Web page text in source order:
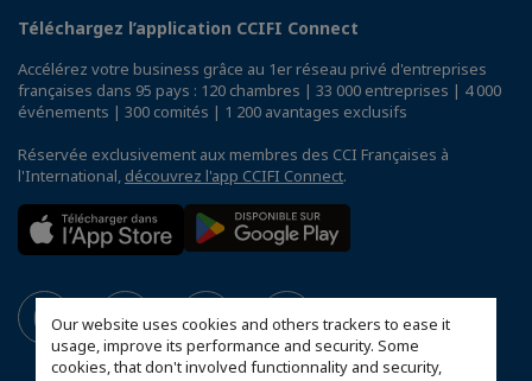
Our website uses cookies and others trackers to ease it
usage, improve its performance and security. Some
cookies, that don't involved functionnality and security,
Téléchargez l’application CCIFI Connect
Accélérez votre business grâce au 1er réseau privé d'entreprises
françaises dans 95 pays : 120 chambres | 33 000 entreprises | 4 000
événements | 300 comités | 1 200 avantages exclusifs
Réservée exclusivement aux membres des CCI Françaises à
l'International, découvrez l'app CCIFI Connect.